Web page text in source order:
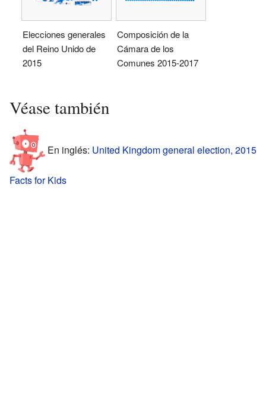
Elecciones generales
del Reino Unido de
2015
Composición de la
Cámara de los
Comunes 2015-2017
Véase también
En inglés: United Kingdom general election, 2015
Facts for Kids